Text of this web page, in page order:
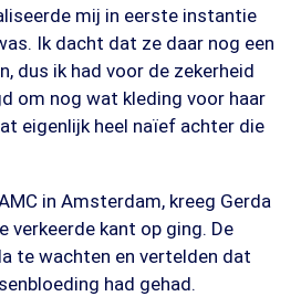
mij in eerste instantie
Ik dacht dat ze daar nog een
dus ik had voor de zekerheid
om nog wat kleding voor haar
eigenlijk heel naïef achter die
in Amsterdam, kreeg Gerda
verkeerde kant op ging. De
te wachten en vertelden dat
had gehad.